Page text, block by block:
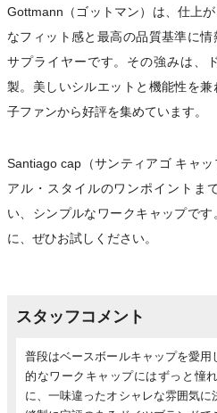
Gottmann（ゴットマン）は、仕上
なフィット感と最高の品質基準に
サプライヤーです。その強みは、
製。美しいシルエットと機能性を
子ファンから好評を集めています。
Santiago cap（サンティアゴ キャ
アル・スタイルのワンポイントま
い、シンプルなワークキャップで
に、ぜひお試しください。
スタッフコメント
普段はベースボールキャップを愛
的なワークキャップにはずっと憧
に、一味違ったオシャレな雰囲気